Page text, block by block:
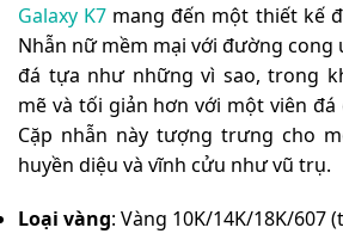
Galaxy K7 mang đến một thiết kế
Nhẫn nữ mềm mại với đường
đá tựa như những vì sao, trong
mẽ và tối giản hơn với một viên
Cặp nhẫn này tượng trưng cho
huyền diệu và vĩnh cửu như vũ trụ.
Loại vàng: Vàng 10K/14K/18K/607